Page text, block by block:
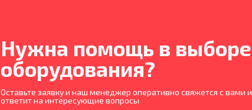
Нужна помощь в выборе
оборудования?
Оставьте заявку и наш менеджер оперативно свяжется с вами и
ответит на интересующие вопросы